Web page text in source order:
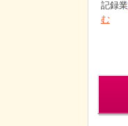
記録業
む